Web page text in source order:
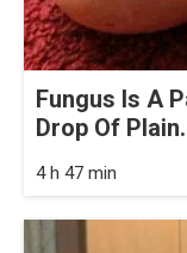
Fungus Is A
Drop Of
4 h 47 min